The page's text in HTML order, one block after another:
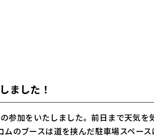
ました！
参加をいたしました。前日まで天気を
のブースは道を挟んだ駐車場スペー